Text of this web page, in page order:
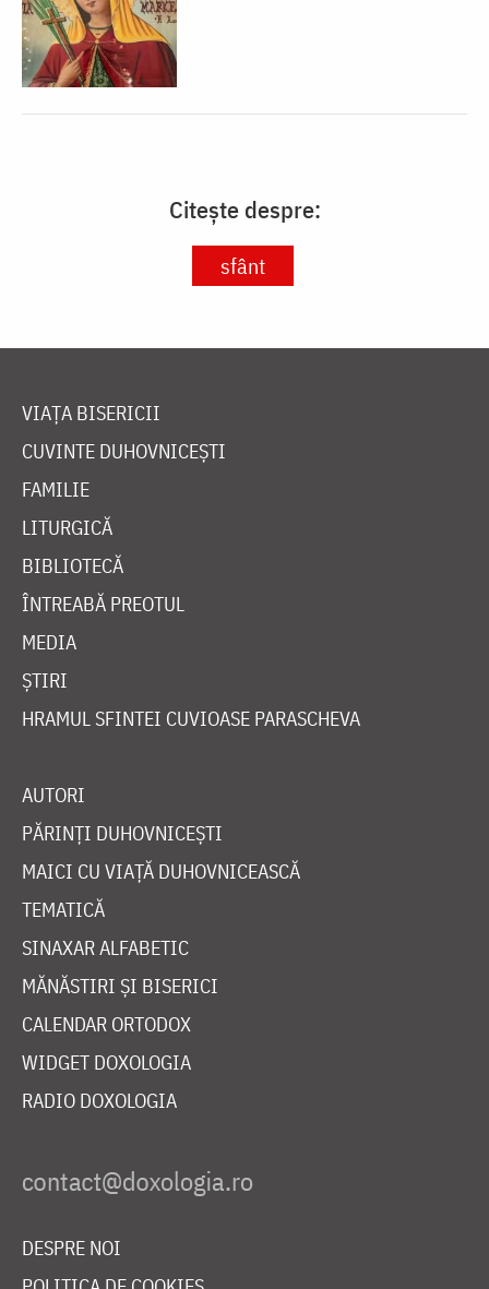
Citește despre:
sfânt
VIAȚA BISERICII
CUVINTE DUHOVNICEȘTI
FAMILIE
LITURGICĂ
BIBLIOTECĂ
ÎNTREABĂ PREOTUL
MEDIA
ȘTIRI
HRAMUL SFINTEI CUVIOASE PARASCHEVA
AUTORI
PĂRINȚI DUHOVNICEȘTI
MAICI CU VIAȚĂ DUHOVNICEASCĂ
TEMATICĂ
SINAXAR ALFABETIC
MĂNĂSTIRI ȘI BISERICI
CALENDAR ORTODOX
WIDGET DOXOLOGIA
RADIO DOXOLOGIA
DESPRE NOI